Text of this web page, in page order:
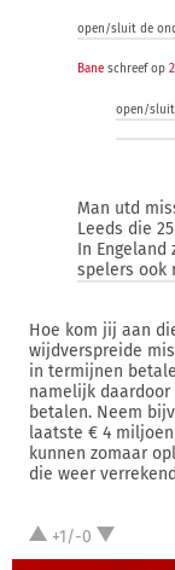
open/sluit de
Bane schreef op
open/sluit
Man utd
Leeds die
In
spelers ook
Hoe kom jij aan
wijdverspreide
in termijnen
namelijk
betalen. Neem
laatste € 4
kunnen zomaar
die weer
+1/-0